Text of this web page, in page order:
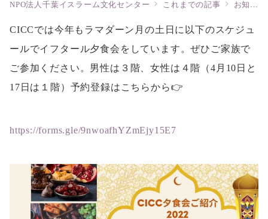
NPO法人千葉イスラーム文化センター これまでの記事 お知らせ
CICCでは今年もラマダーン月の土日に以下のスケジュ
ールでイフタール夕食会をしています。ぜひご家族で
ご参加ください。男性は３階、女性は４階（4月10日と
17日は１階）予約登録はこちらから👉
https://forms.gle/9nwoafhYZmEjy15E7